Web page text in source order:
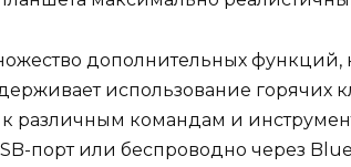
дополнительных функций,
использование горячих
различным командам и
порт или беспроводно через